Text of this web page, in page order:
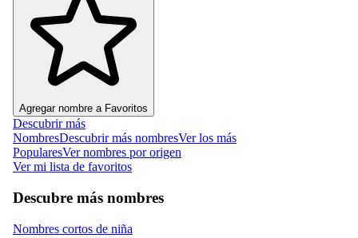
Agregar nombre a Favoritos
Descubrir más
NombresDescubrir más nombresVer los más
PopularesVer nombres por origen
Ver mi lista de favoritos
Descubre más nombres
Nombres cortos de niña